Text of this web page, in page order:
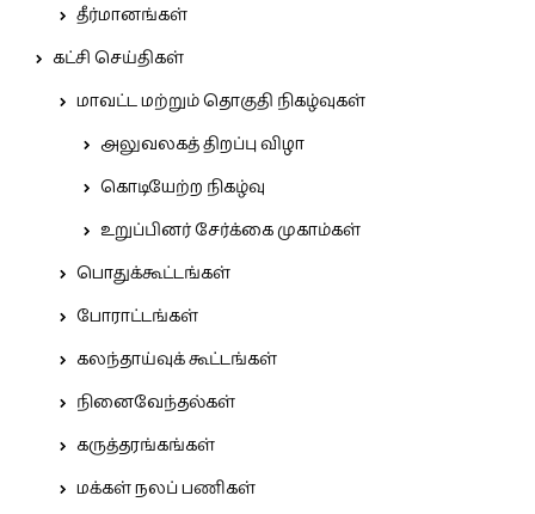
தீர்மானங்கள்
கட்சி செய்திகள்
மாவட்ட மற்றும் தொகுதி நிகழ்வுகள்
அலுவலகத் திறப்பு விழா
கொடியேற்ற நிகழ்வு
உறுப்பினர் சேர்க்கை முகாம்கள்
பொதுக்கூட்டங்கள்
போராட்டங்கள்
கலந்தாய்வுக் கூட்டங்கள்
நினைவேந்தல்கள்
கருத்தரங்கங்கள்
மக்கள் நலப் பணிகள்